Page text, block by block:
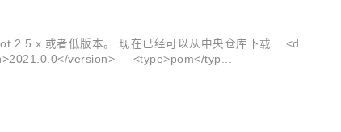
2.5.x 或者低版本。 现在已经可以从中央仓库下载 <d
version> <type>pom</typ...